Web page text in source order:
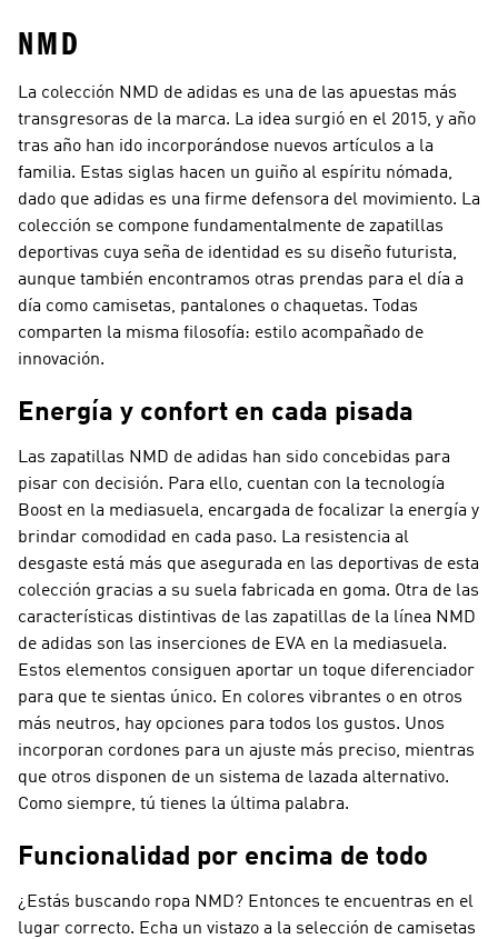
NMD
La colección NMD de adidas es una de las apuestas más
transgresoras de la marca. La idea surgió en el 2015, y año
tras año han ido incorporándose nuevos artículos a la
familia. Estas siglas hacen un guiño al espíritu nómada,
dado que adidas es una firme defensora del movimiento. La
colección se compone fundamentalmente de zapatillas
deportivas cuya seña de identidad es su diseño futurista,
aunque también encontramos otras prendas para el día a
día como camisetas, pantalones o chaquetas. Todas
comparten la misma filosofía: estilo acompañado de
innovación.
Energía y confort en cada pisada
Las zapatillas NMD de adidas han sido concebidas para
pisar con decisión. Para ello, cuentan con la tecnología
Boost en la mediasuela, encargada de focalizar la energía y
brindar comodidad en cada paso. La resistencia al
desgaste está más que asegurada en las deportivas de esta
colección gracias a su suela fabricada en goma. Otra de las
características distintivas de las zapatillas de la línea NMD
de adidas son las inserciones de EVA en la mediasuela.
Estos elementos consiguen aportar un toque diferenciador
para que te sientas único. En colores vibrantes o en otros
más neutros, hay opciones para todos los gustos. Unos
incorporan cordones para un ajuste más preciso, mientras
que otros disponen de un sistema de lazada alternativo.
Como siempre, tú tienes la última palabra.
Funcionalidad por encima de todo
¿Estás buscando ropa NMD? Entonces te encuentras en el
lugar correcto. Echa un vistazo a la selección de camisetas